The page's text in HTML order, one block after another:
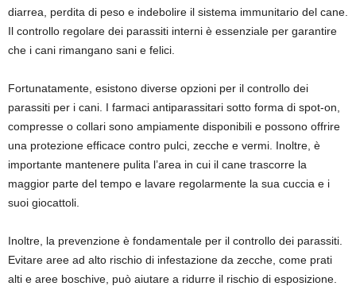
diarrea, perdita di peso e indebolire il sistema immunitario del cane.
Il controllo regolare dei parassiti interni è essenziale per garantire
che i cani rimangano sani e felici.
Fortunatamente, esistono diverse opzioni per il controllo dei
parassiti per i cani. I farmaci antiparassitari sotto forma di spot-on,
compresse o collari sono ampiamente disponibili e possono offrire
una protezione efficace contro pulci, zecche e vermi. Inoltre, è
importante mantenere pulita l’area in cui il cane trascorre la
maggior parte del tempo e lavare regolarmente la sua cuccia e i
suoi giocattoli.
Inoltre, la prevenzione è fondamentale per il controllo dei parassiti.
Evitare aree ad alto rischio di infestazione da zecche, come prati
alti e aree boschive, può aiutare a ridurre il rischio di esposizione.